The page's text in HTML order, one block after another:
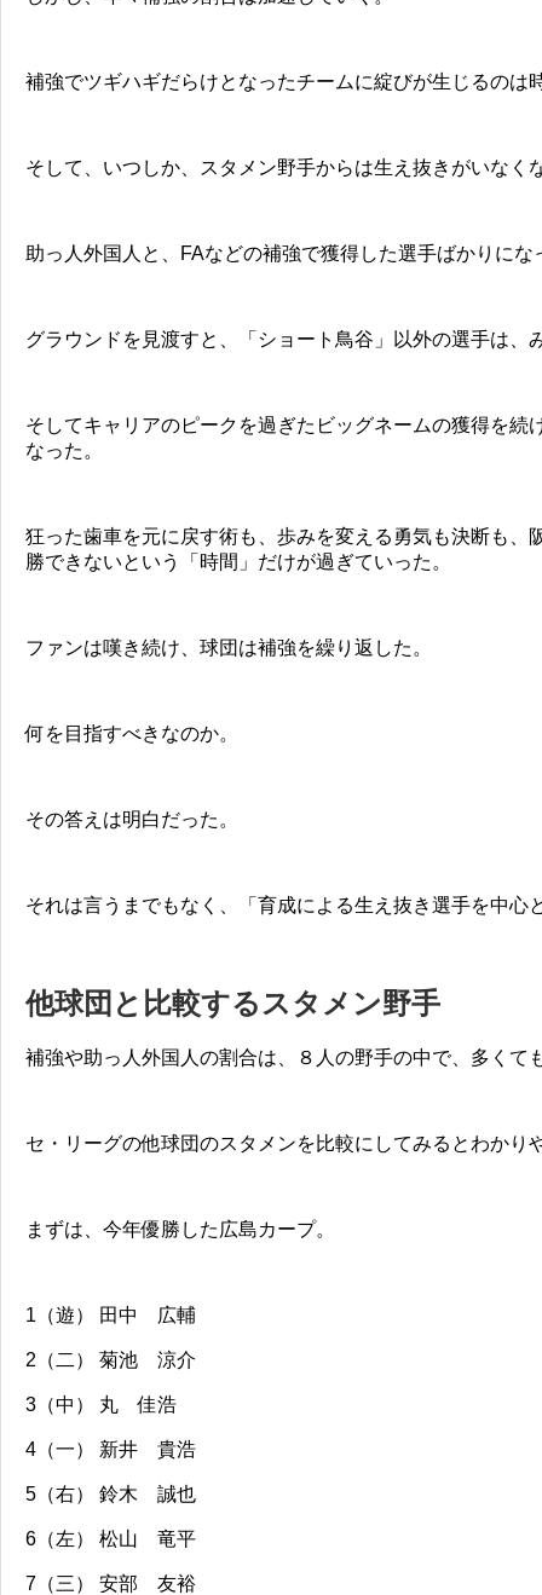
補強でツギハギだらけとなったチームに綻びが生じるのは
そして、いつしか、スタメン野手からは生え抜きがいなく
助っ人外国人と、FAなどの補強で獲得した選手ばかりにな
グラウンドを見渡すと、「ショート鳥谷」以外の選手は、
そしてキャリアのピークを過ぎたビッグネームの獲得を続
なった。
狂った歯車を元に戻す術も、歩みを変える勇気も決断も、
勝できないという「時間」だけが過ぎていった。
ファンは嘆き続け、球団は補強を繰り返した。
何を目指すべきなのか。
その答えは明白だった。
それは言うまでもなく、「育成による生え抜き選手を中心
他球団と比較するスタメン野手
補強や助っ人外国人の割合は、８人の野手の中で、多くて
セ・リーグの他球団のスタメンを比較にしてみるとわかり
まずは、今年優勝した広島カープ。
1（遊） 田中 広輔
2（二） 菊池 涼介
3（中） 丸 佳浩
4（一） 新井 貴浩
5（右） 鈴木 誠也
6（左） 松山 竜平
7（三） 安部 友裕